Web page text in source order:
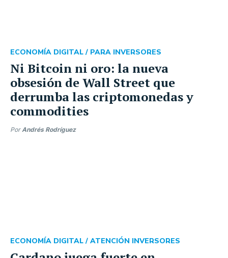
Ni Bitcoin ni oro: la nueva
obsesión de Wall Street que
derrumba las criptomonedas y
commodities
ECONOMÍA DIGITAL / PARA INVERSORES
PorAndrés Rodríguez
ECONOMÍA DIGITAL / ATENCIÓN INVERSORES